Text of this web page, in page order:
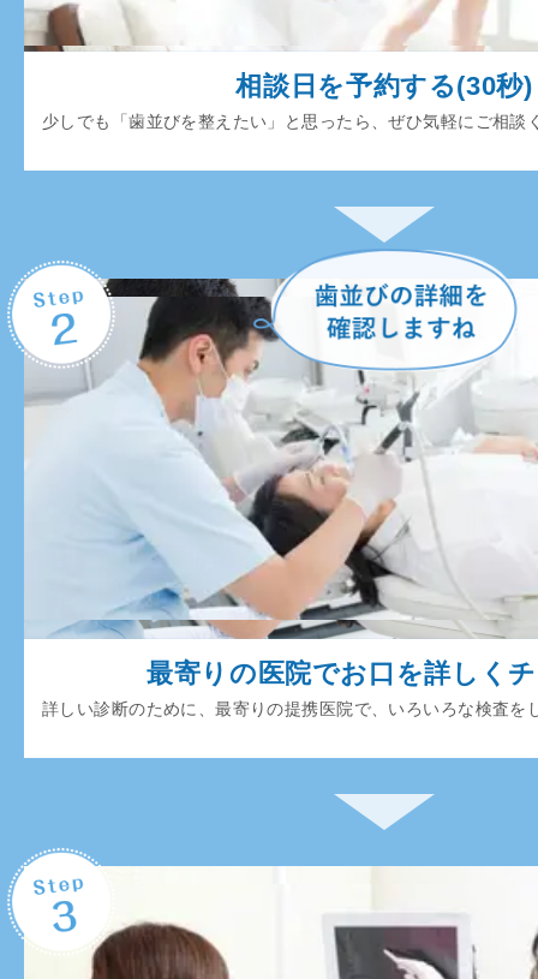
相談日を予約する(30秒)
少しでも「歯並びを整えたい」と思ったら、ぜひ気軽にご相談
最寄りの医院でお口を詳しく
詳しい診断のために、最寄りの提携医院で、いろいろな検査を